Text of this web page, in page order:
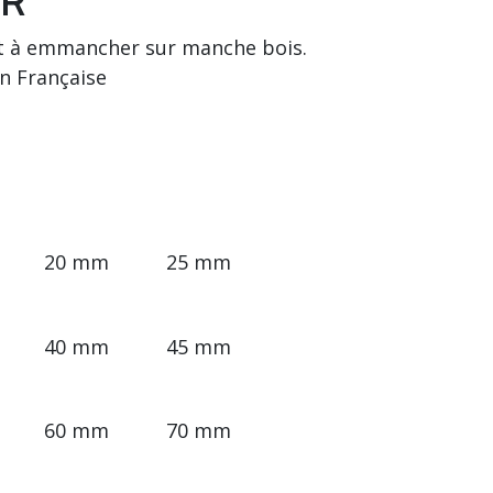
emmancher sur manche bois.
Française
20 mm 25 mm
40 mm 45 mm
60 mm 70 mm